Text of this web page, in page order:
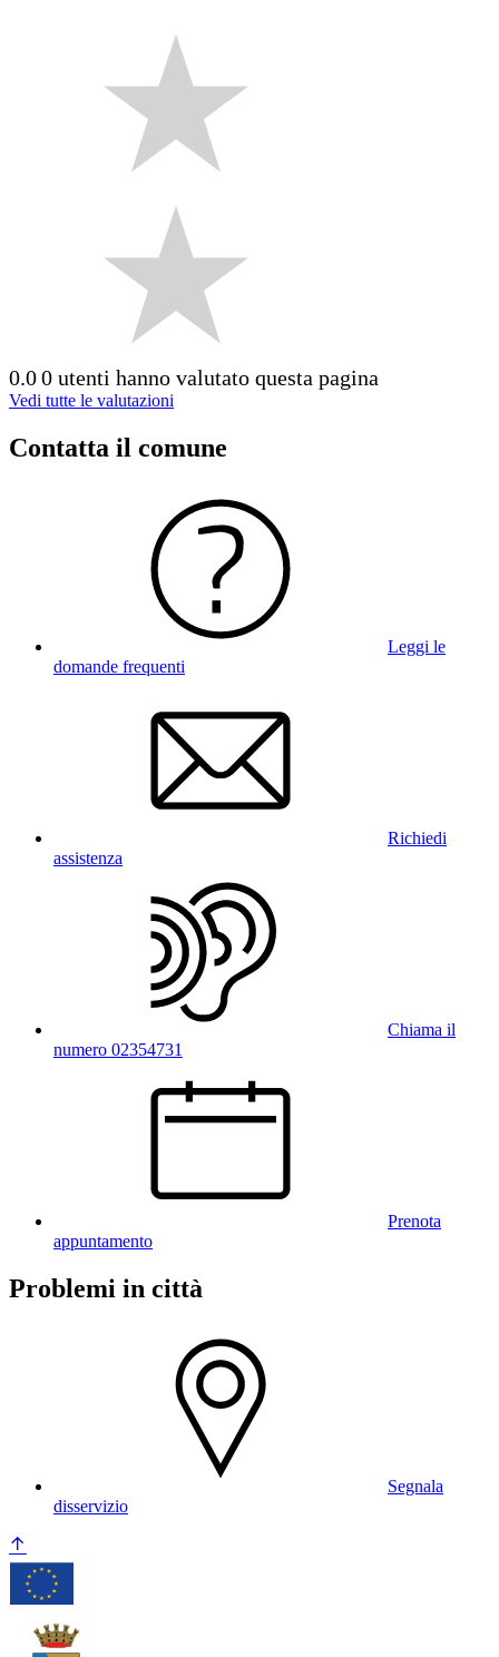
0.00 utenti hanno valutato questa pagina
Vedi tutte le valutazioni
Contatta il comune
Leggi le
domande frequenti
Richiedi
assistenza
Chiama il
numero 02354731
Prenota
appuntamento
Problemi in città
Segnala
disservizio